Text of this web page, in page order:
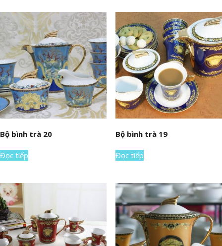
Bộ bình trà 20
Đọc tiếp
Bộ bình trà 19
Đọc tiếp